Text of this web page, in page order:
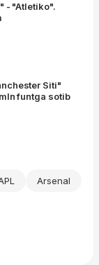
- "Atletiko".
Siti"
funtga sotib
Arsenal